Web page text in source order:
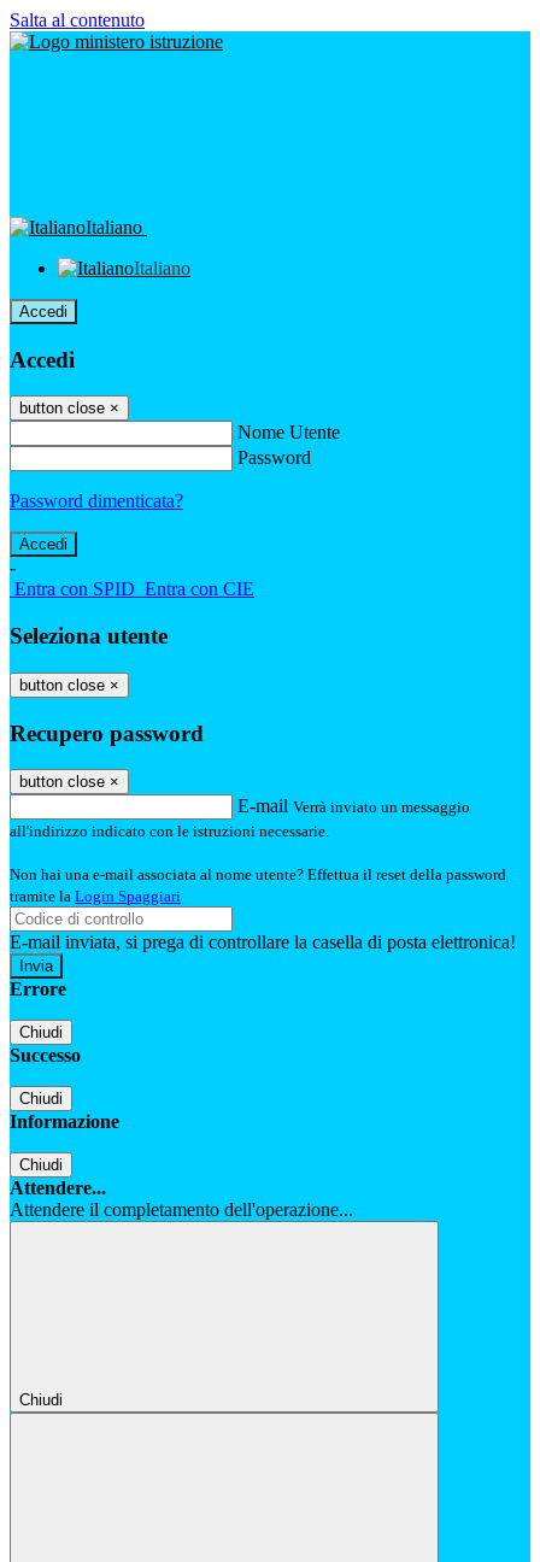
Salta al contenuto
Italiano
Italiano
Accedi
Accedi
button close ×
Nome Utente
Password
Password dimenticata?
-
Entra con SPID Entra con CIE
Seleziona utente
button close ×
Recupero password
button close ×
E-mail Verrà inviato un messaggio
all'indirizzo indicato con le istruzioni necessarie.
Non hai una e-mail associata al nome utente? Effettua il reset della password
tramite la Login Spaggiari
E-mail inviata, si prega di controllare la casella di posta elettronica!
Errore
Chiudi
Successo
Chiudi
Informazione
Chiudi
Attendere...
Attendere il completamento dell'operazione...
Chiudi